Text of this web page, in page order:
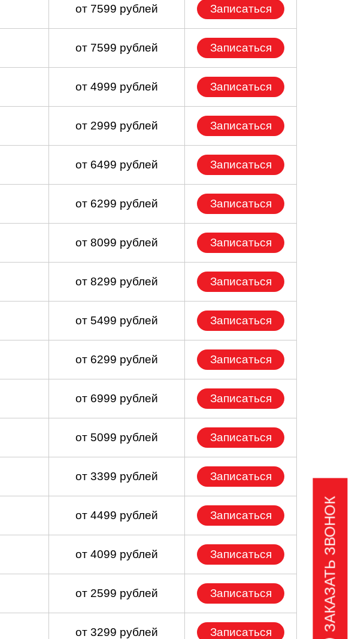
от 7599 рублей Записаться
от 7599 рублей Записаться
от 4999 рублей Записаться
от 2999 рублей Записаться
от 6499 рублей Записаться
от 6299 рублей Записаться
от 8099 рублей Записаться
от 8299 рублей Записаться
от 5499 рублей Записаться
от 6299 рублей Записаться
от 6999 рублей Записаться
от 5099 рублей Записаться
от 3399 рублей Записаться
от 4499 рублей Записаться
от 4099 рублей Записаться
от 2599 рублей Записаться
от 3299 рублей Записаться ЗАКАЗАТЬ ЗВОНОК